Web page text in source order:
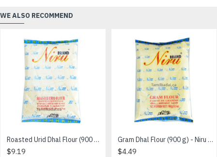
WE ALSO RECOMMEND
Roasted Urid Dhal Flour (900 g) - Niru - வறுத்த உழுத்தம் மா
$9.19
Gram Dhal Flour (900 g) - Niru - கடலை மா
$4.49